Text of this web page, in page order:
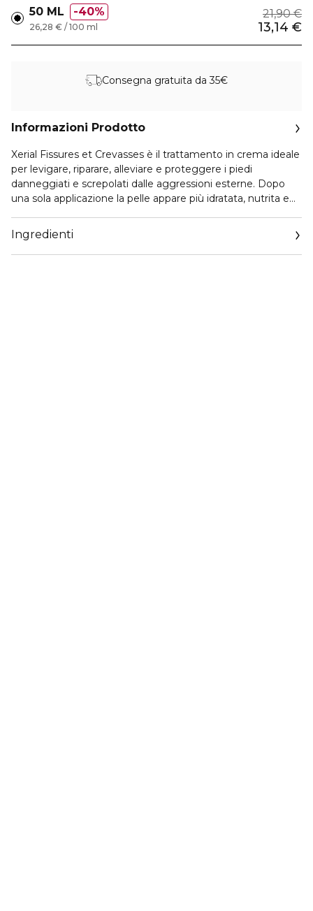
50 ML 40% 21,90 €
13,14 €
26,28 € / 100 ml
Consegna gratuita da 35€
Informazioni Prodotto
Xerial Fissures et Crevasses è il trattamento in crema ideale
per levigare, riparare, alleviare e proteggere i piedi
danneggiati e screpolati dalle aggressioni esterne. Dopo
una sola applicazione la pelle appare più idratata, nutrita e
principi attivi star della formula è la Centella asiatica che
favorisce la riparazione epidermica. Dopo tre giorni, la pelle
è riparata e le zone soggette a sfregamento risultano
Ingredienti